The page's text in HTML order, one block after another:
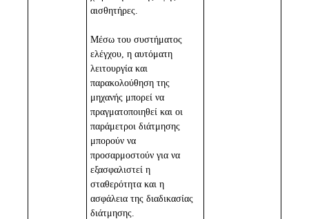
αισθητήρες.
Μέσω του συστήματος
ελέγχου, η αυτόματη
λειτουργία και
παρακολούθηση της
μηχανής μπορεί να
πραγματοποιηθεί και οι
παράμετροι διάτμησης
μπορούν να
προσαρμοστούν για να
εξασφαλιστεί η
σταθερότητα και η
ασφάλεια της διαδικασίας
διάτμησης.